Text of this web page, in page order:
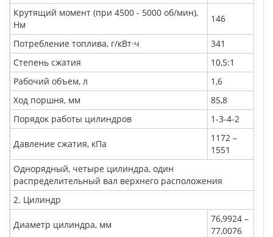
Крутящий момент (при 4500 - 5000 об/мин),
Нм
146
Потребление топлива, г/кВт·ч
341
Степень сжатия
10,5:1
Рабочий объем, л
1,6
Ход поршня, мм
85,8
Порядок работы цилиндров
1-3-4-2
Давление сжатия, кПа
1172 –
1551
Однорядный, четыре цилиндра, один
распределительный вал верхнего расположения
2. Цилиндр
Диаметр цилиндра, мм
76,9924 –
77,0076